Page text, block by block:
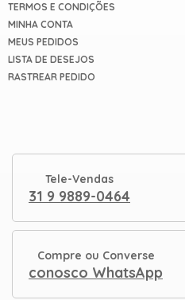
TERMOS E CONDIÇÕES
MINHA CONTA
MEUS PEDIDOS
LISTA DE DESEJOS
RASTREAR PEDIDO
Tele-Vendas
31 9 9889-0464
Compre ou Converse
conosco WhatsApp